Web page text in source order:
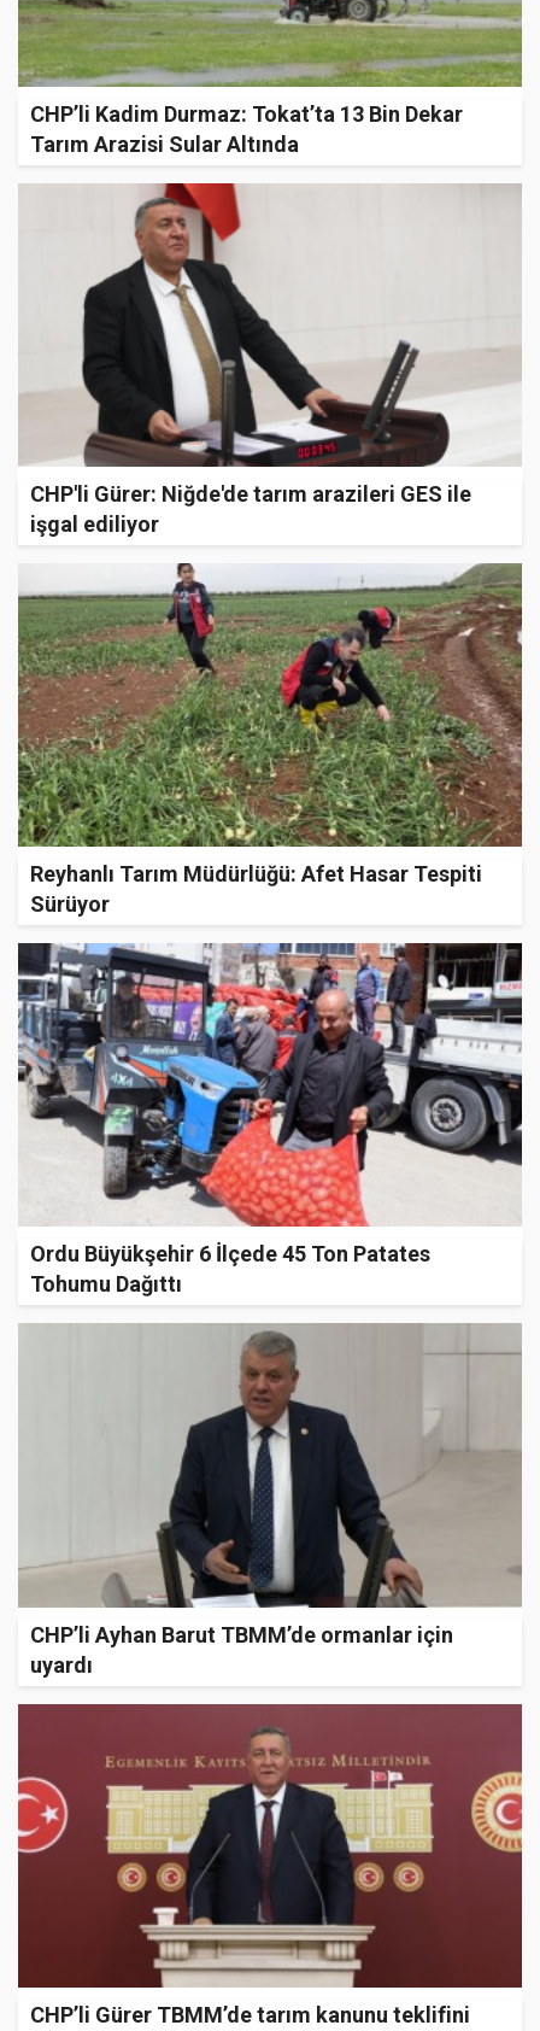
CHP’li Kadim Durmaz: Tokat’ta 13 Bin Dekar
Tarım Arazisi Sular Altında
CHP'li Gürer: Niğde'de tarım arazileri GES ile
işgal ediliyor
Reyhanlı Tarım Müdürlüğü: Afet Hasar Tespiti
Sürüyor
Ordu Büyükşehir 6 İlçede 45 Ton Patates
Tohumu Dağıttı
CHP’li Ayhan Barut TBMM’de ormanlar için
uyardı
CHP’li Gürer TBMM’de tarım kanunu teklifini